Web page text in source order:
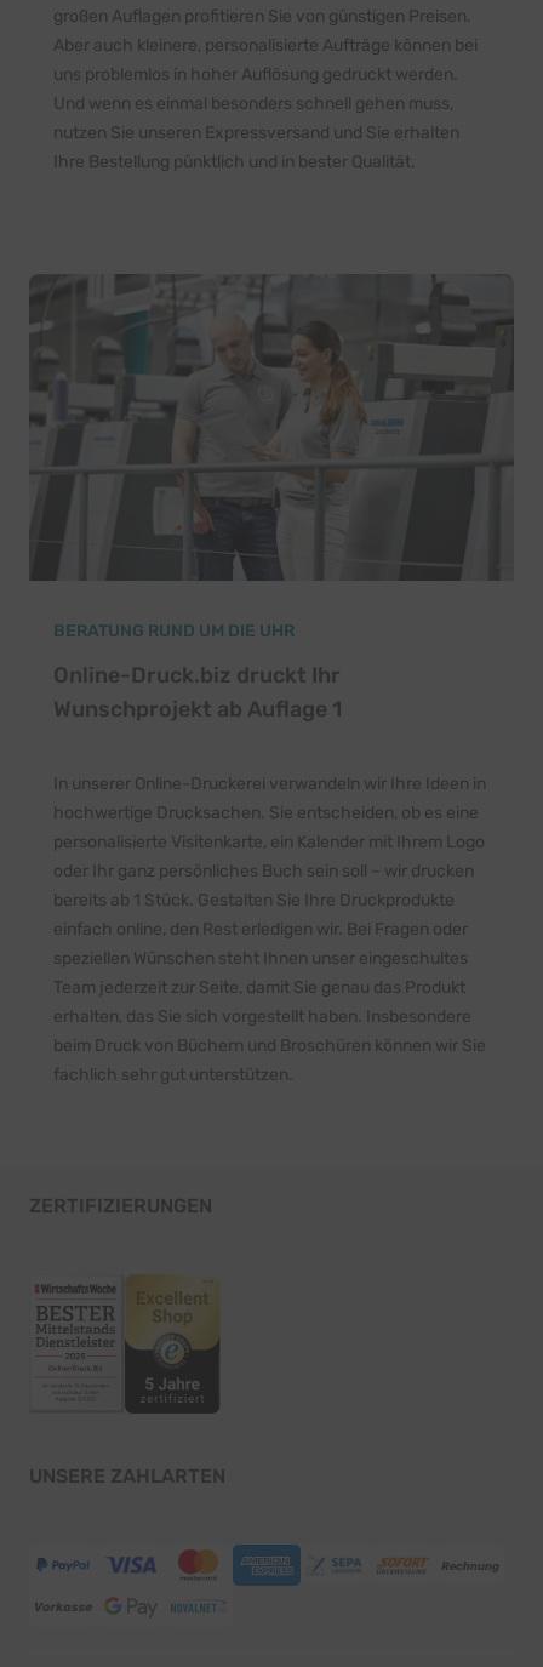
großen Auflagen profitieren Sie von günstigen Preisen.
Aber auch kleinere, personalisierte Aufträge können bei
uns problemlos in hoher Auflösung gedruckt werden.
Und wenn es einmal besonders schnell gehen muss,
nutzen Sie unseren Expressversand und Sie erhalten
Ihre Bestellung pünktlich und in bester Qualität.
BERATUNG RUND UM DIE UHR
Online-Druck.biz druckt Ihr
Wunschprojekt ab Auflage 1
In unserer Online-Druckerei verwandeln wir Ihre Ideen in
hochwertige Drucksachen. Sie entscheiden, ob es eine
personalisierte Visitenkarte, ein Kalender mit Ihrem Logo
oder Ihr ganz persönliches Buch sein soll – wir drucken
bereits ab 1 Stück. Gestalten Sie Ihre Druckprodukte
einfach online, den Rest erledigen wir. Bei Fragen oder
speziellen Wünschen steht Ihnen unser eingeschultes
Team jederzeit zur Seite, damit Sie genau das Produkt
erhalten, das Sie sich vorgestellt haben. Insbesondere
beim Druck von Büchern und Broschüren können wir Sie
fachlich sehr gut unterstützen.
ZERTIFIZIERUNGEN
UNSERE ZAHLARTEN